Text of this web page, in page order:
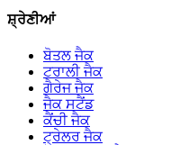
ਸ਼੍ਰੇਣੀਆਂ
ਬੋਤਲ ਜੈਕ
ਟਰਾਲੀ ਜੈਕ
ਗੈਰੇਜ ਜੈਕ
ਜੈਕ ਸਟੈਂਡ
ਕੈਂਚੀ ਜੈਕ
ਟ੍ਰੇਲਰ ਜੈਕ